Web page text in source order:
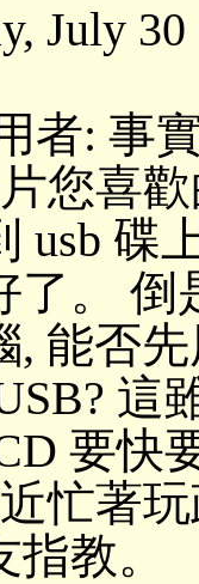
July
者: 事
您喜
usb 碟
了。
, 能否
這
要快
忙著
教。